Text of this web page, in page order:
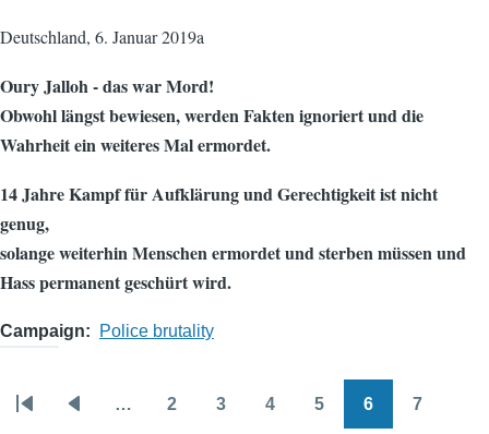
Deutschland, 6. Januar 2019a
Oury Jalloh - das war Mord!
Obwohl längst bewiesen, werden Fakten ignoriert und die
Wahrheit ein weiteres Mal ermordet.
14 Jahre Kampf für Aufklärung und Gerechtigkeit ist nicht
genug,
solange weiterhin Menschen ermordet und sterben müssen und
Hass permanent geschürt wird.
Campaign Police brutality
Pagination
… 2 3 4 5 6 7